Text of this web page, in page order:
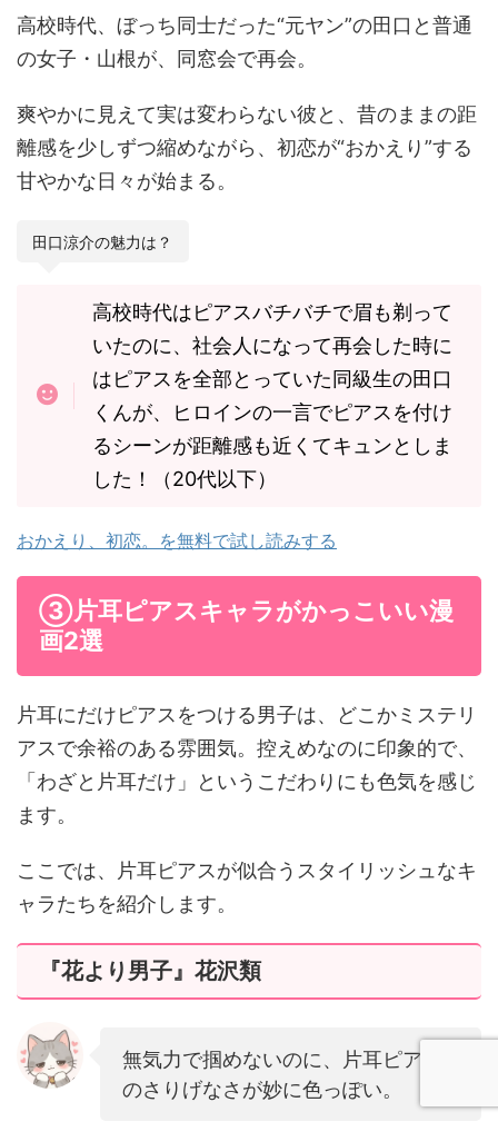
高校時代、ぼっち同士だった“元ヤン”の田口と普通
の女子・山根が、同窓会で再会。
爽やかに見えて実は変わらない彼と、昔のままの距
離感を少しずつ縮めながら、初恋が“おかえり”する
甘やかな日々が始まる。
田口涼介の魅力は？
高校時代はピアスバチバチで眉も剃って
いたのに、社会人になって再会した時に
はピアスを全部とっていた同級生の田口
くんが、ヒロインの一言でピアスを付け
るシーンが距離感も近くてキュンとしま
した！（20代以下）
おかえり、初恋。を無料で試し読みする
③片耳ピアスキャラがかっこいい漫
画2選
片耳にだけピアスをつける男子は、どこかミステリ
アスで余裕のある雰囲気。控えめなのに印象的で、
「わざと片耳だけ」というこだわりにも色気を感じ
ます。
ここでは、片耳ピアスが似合うスタイリッシュなキ
ャラたちを紹介します。
『花より男子』花沢類
無気力で掴めないのに、片耳ピアス
のさりげなさが妙に色っぽい。